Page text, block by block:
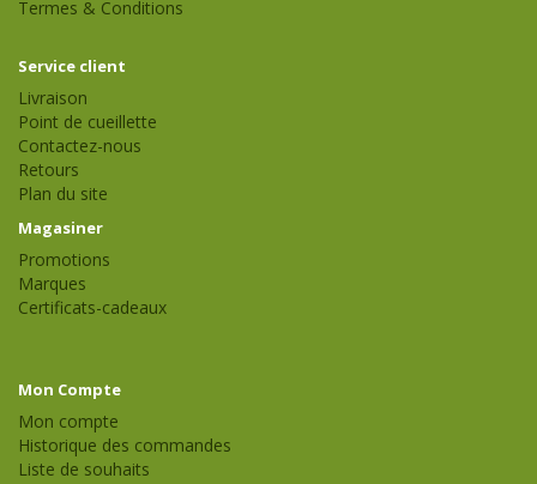
Termes & Conditions
Service client
Livraison
Point de cueillette
Contactez-nous
Retours
Plan du site
Magasiner
Promotions
Marques
Certificats-cadeaux
Mon Compte
Mon compte
Historique des commandes
Liste de souhaits